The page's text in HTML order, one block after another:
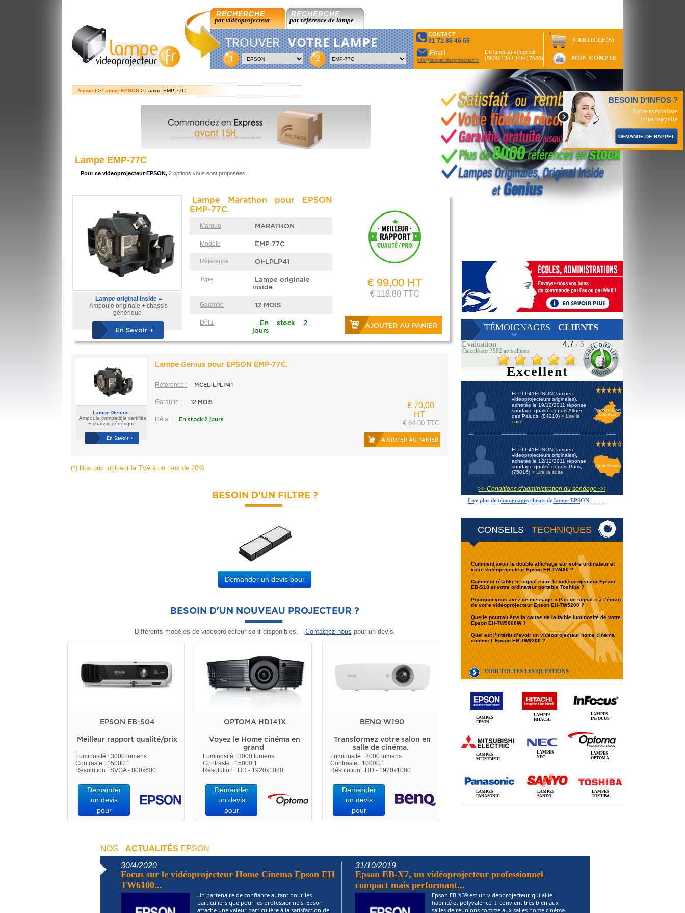
RECHERCHE
par vidéoprojecteur
RECHERCHE
par référence de lampe
TROUVER VOTRE LAMPE
1 2
CONTACT
01 71 86 46 66
Email
info@lampevideoprojecteur.fr
Du lundi au vendredi
(9h30-13h / 14h-17h30)
0 ARTICLE(S)
MON COMPTE
Accueil > Lampe EPSON > Lampe EMP-77C
CONSEILS TECHNIQUES
BESOIN D'INFOS ?
Notre spécialiste
vous rappelle
DEMANDE DE RAPPEL
Comment avoir le double affichage sur votre ordinateur et
votre vidéoprojecteur Epson EH-TW490 ?
Comment rétablir le signal entre le vidéoprojecteur Epson
EB-S18 et votre ordinateur portable Toshiba ?
Pourquoi vous avez ce message « Pas de signal » à l’écran
de votre vidéoprojecteur Epson EH-TW5200 ?
Quelle pourrait être la cause de la faible luminosité de votre
Epson EH-TW9000W ?
Quel est l’intérêt d’avoir un vidéoprojecteur home cinéma
comme l’ Epson EH-TW9200 ?
VOIR TOUTES LES QUESTIONS
TÉMOIGNAGES CLIENTS
Evaluation 4.7 / 5
Calculé sur 3582 avis clients
Excellent
ELPLP41EPSON( lampes
videoprojecteurs originales),
achetée le 19/12/2011 réponse
sondage qualité depuis Althen
des Paluds, (84210) > Lire la
suite
Provence Alpes
Cote Azur
ELPLP41EPSON( lampes
videoprojecteurs originales),
achetée le 12/12/2011 réponse
sondage qualité depuis Paris,
(75016) > Lire la suite
Ile de France
>> Conditions d'administration du sondage <<
Lire plus de témoignages clients de lampe EPSON
LAMPES
EPSON
LAMPES
HITACHI
LAMPES
INFOCUS
LAMPES
MITSUBISHI
LAMPES
NEC
LAMPES
OPTOMA
LAMPES
PANASONIC
LAMPES
SANYO
LAMPES
TOSHIBA
Lampe EMP-77C
Pour ce videoprojecteur EPSON, 2 options vous sont proposées.
Lampe original inside =
Ampoule originale + chassis
générique
En Savoir +
Lampe Marathon pour EPSON
EMP-77C.
Marque MARATHON
Modèle EMP-77C
Référence OI-LPLP41
Type
Lampe originale
inside
Garantie 12 MOIS
Délai
En stock 2
jours
€ 99,00 HT
€ 118,80 TTC
AJOUTER AU PANIER
Lampe Genius =
Ampoule compatible certifiée
+ chassis générique
En Savoir +
Lampe Genius pour EPSON EMP-77C.
Référence : MCEL-LPLP41
Garantie : 12 MOIS
Délai : En stock 2 jours
€ 70,00
HT
€ 84,00 TTC
AJOUTER AU PANIER
(*) Nos prix incluent la TVA à un taux de 20%
BESOIN D'UN FILTRE ?
Demander un devis pour
BESOIN D'UN NOUVEAU PROJECTEUR ?
Différents modèles de vidéoprojecteur sont disponibles. Contactez-nous pour un devis.
EPSON EB-S04
Meilleur rapport qualité/prix
Luminosité : 3000 lumens
Contraste : 15000:1
Resolution : SVGA - 800x600
Demander
un devis
pour
OPTOMA HD141X
Voyez le Home cinéma en
grand
Luminosité : 3000 lumens
Contraste : 15000:1
Résolution : HD - 1920x1080
Demander
un devis
pour
BENQ W190
Transformez votre salon en
salle de cinéma.
Luminosité : 2000 lumens
Contraste : 10000:1
Résolution : HD - 1920x1080
Demander
un devis
pour
NOS ACTUALITÉS EPSON
30/4/2020
Focus sur le vidéoprojecteur Home Cinema Epson EH
TW6100...
Un partenaire de confiance autant pour les
particuliers que pour les professionnels, Epson
attache une valeur particulière à la satisfaction de
31/10/2019
Epson EB-X7, un vidéoprojecteur professionnel
compact mais performant...
Epson EB-X39 est un vidéoprojecteur qui allie
fiabilité et polyvalence. Il convient très bien aux
salles de réunions comme aux salles home cinéma.